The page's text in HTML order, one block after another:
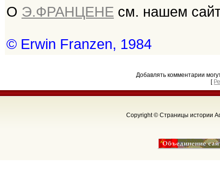
О Э.ФРАНЦЕНЕ см. нашем
© Erwin Franzen, 1984
Добавлять комментарии
[
Copyright © Страницы истории